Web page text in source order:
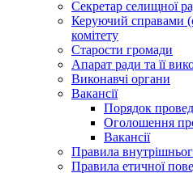
Секретар селищної
Керуючий справами
комітету
Старости громади
Апарат ради та її
Виконавчі органи
Вакансії
Порядок
Оголошення
Вакансії
Правила
Правила етичної